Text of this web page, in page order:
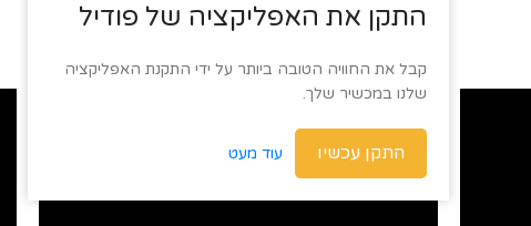
התקן את האפליקציה של פודיל
קבל את החוויה הטובה ביותר על ידי התקנת האפליקציה
שלנו במכשיר שלך.
התקן עכשיו עוד מעט